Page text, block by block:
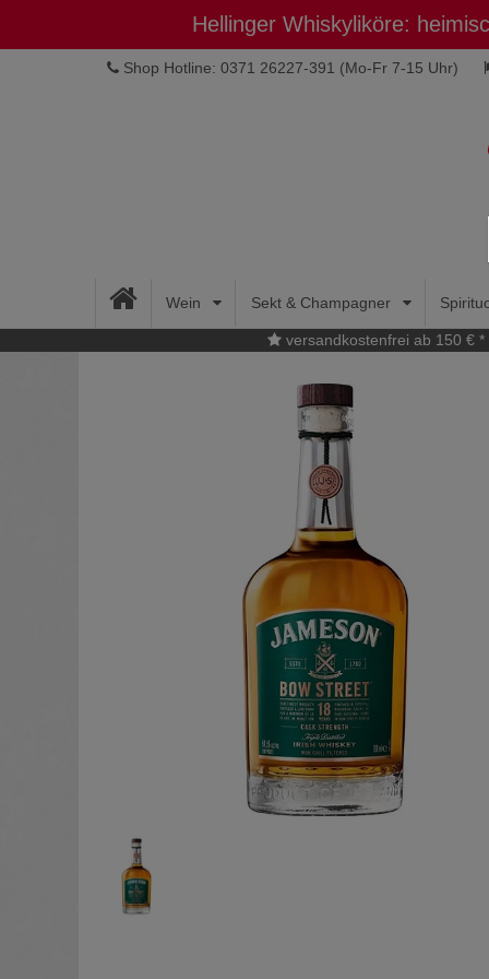
Hellinger Whiskyliköre:
Shop Hotline: 0371 26227-391 (Mo-Fr 7-15 Uhr)
Wein Sekt & Champagner
versandkostenfrei ab 150 € *